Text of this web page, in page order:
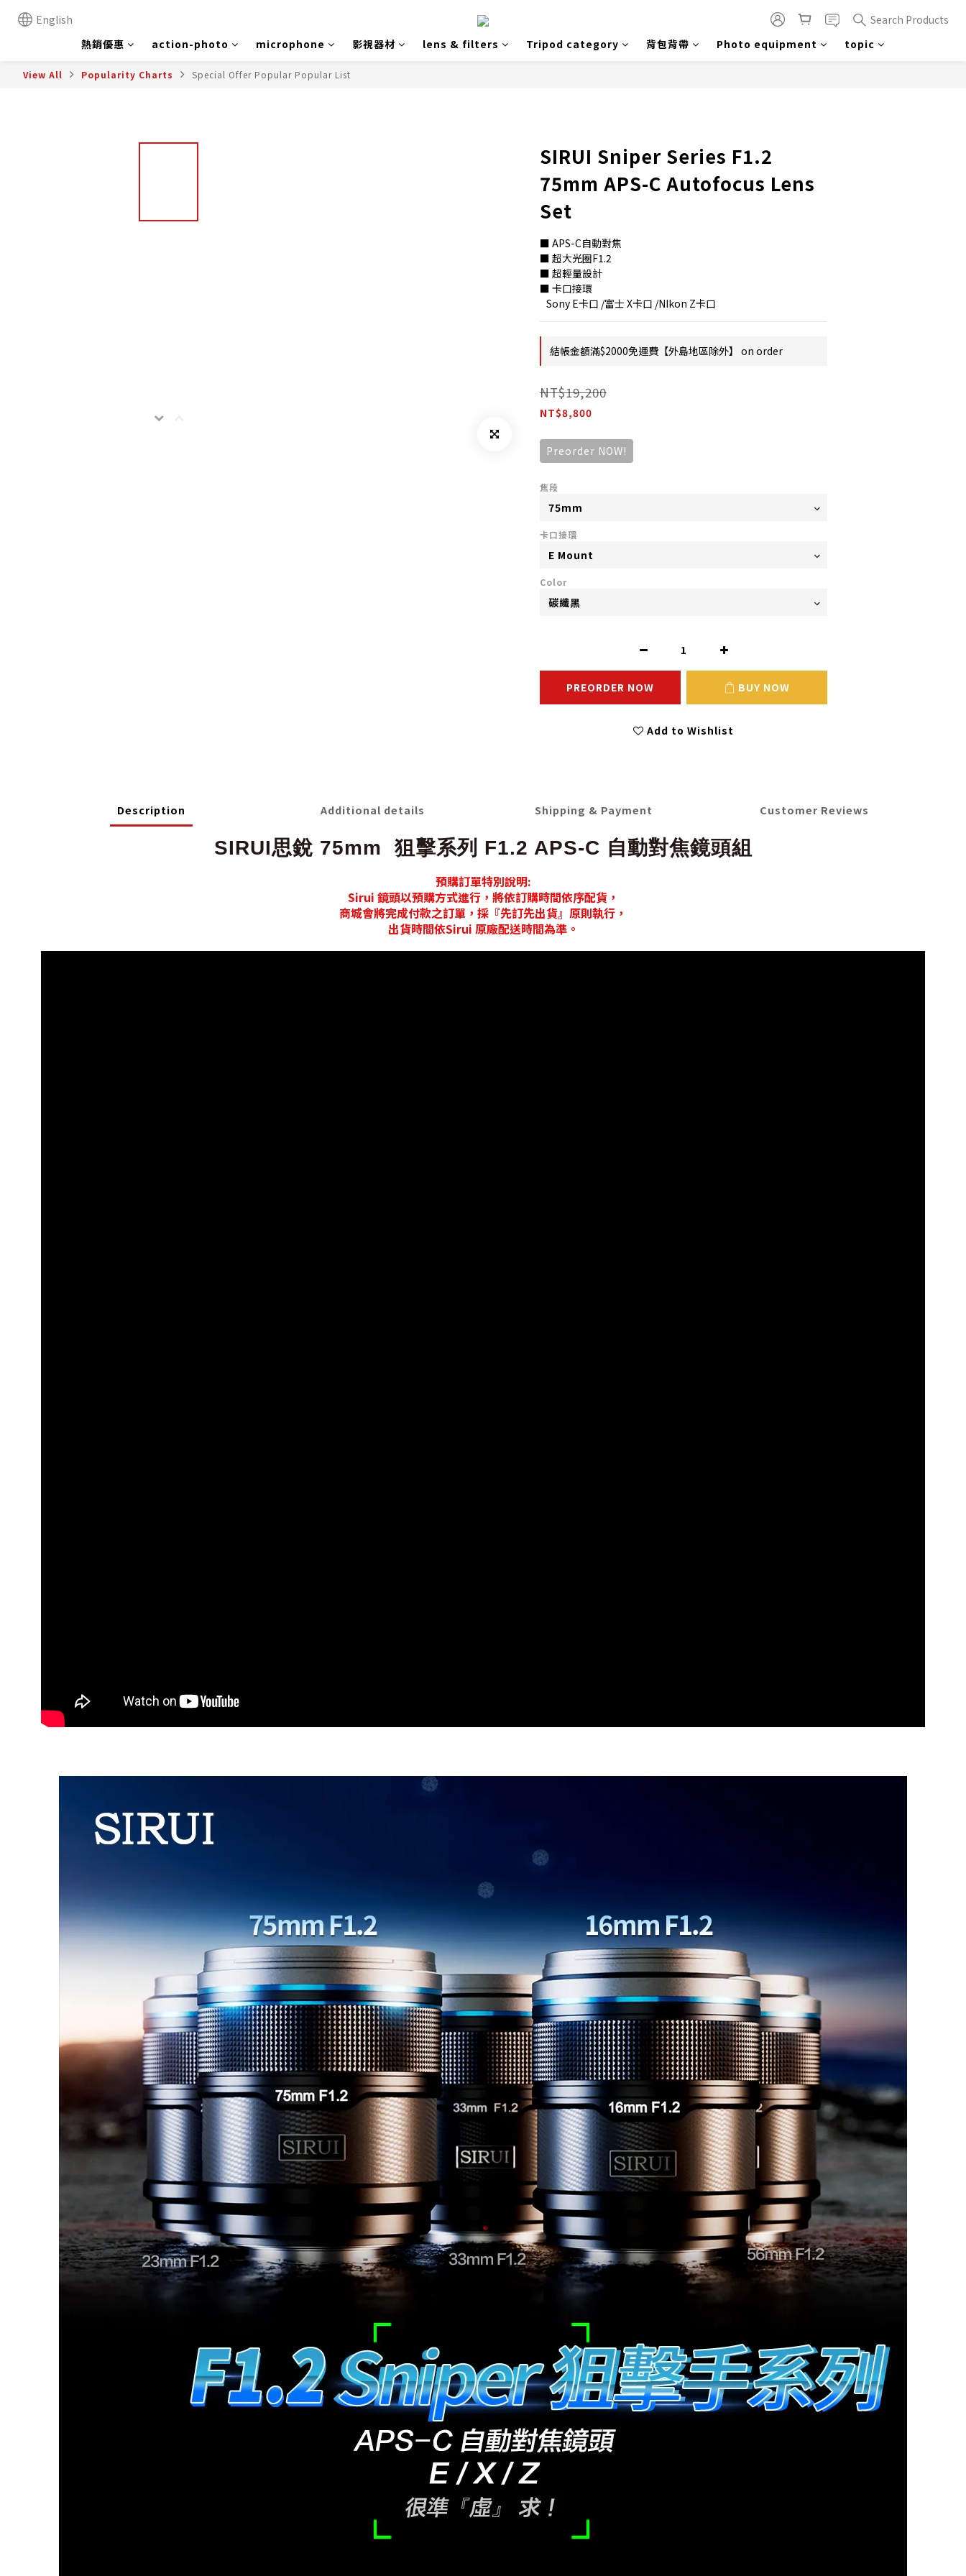
English
Search Products
熱銷優惠
action-photo microphone 影視器材 lens & filters Tripod category 背包背帶 Photo equipment topic
View All Popularity Charts Special Offer Popular Popular List
SIRUI Sniper Series F1.2
75mm APS-C Autofocus Lens
Set
■ APS-C自動對焦
■ 超大光圈F1.2
■ 超輕量設計
■ 卡口接環
   Sony E卡口 /富士 X卡口 /NIkon Z卡口
結帳金額滿$2000免運費【外島地區除外】 on order
NT$19,200
NT$8,800
Preorder NOW!
焦段
卡口接環
Color
PREORDER NOW BUY NOW
Add to Wishlist
Description Additional details Shipping & Payment Customer Reviews
SIRUI思銳 75mm 狙擊系列 F1.2 APS-C 自動對焦鏡頭組
預購訂單特別說明:
Sirui 鏡頭以預購方式進行，將依訂購時間依序配貨，
商城會將完成付款之訂單，採『先訂先出貨』原則執行，
出貨時間依Sirui 原廠配送時間為準。